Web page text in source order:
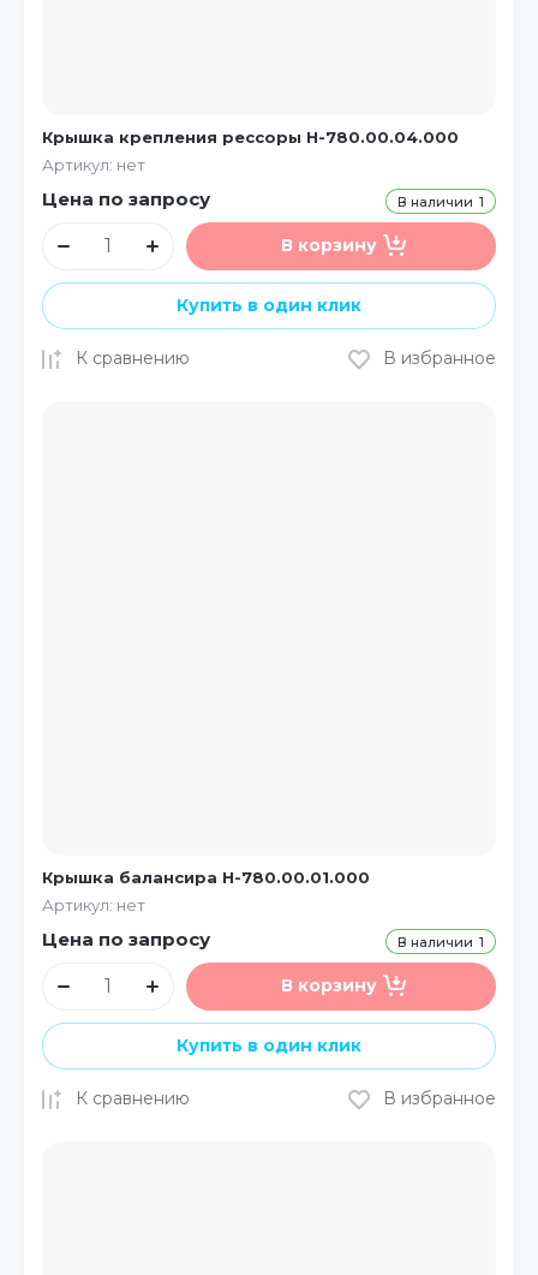
Крышка крепления рессоры Н-780.00.04.000
Артикул: нет
В наличии 1
Цена по запросу
В корзину
Купить в один клик
К сравнению В избранное
Крышка балансира Н-780.00.01.000
Артикул: нет
В наличии 1
Цена по запросу
В корзину
Купить в один клик
К сравнению В избранное